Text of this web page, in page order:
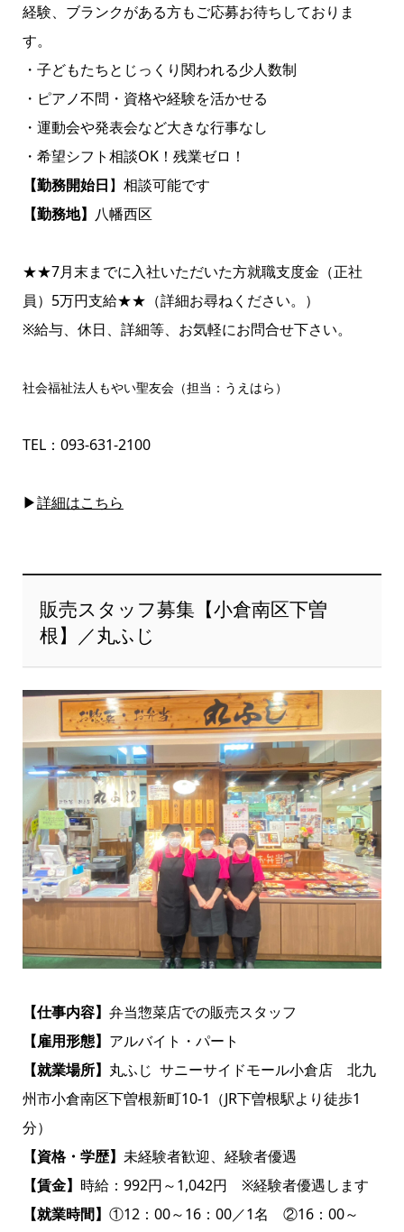
経験、ブランクがある方もご応募お待ちしておりま
す。
・子どもたちとじっくり関われる少人数制
・ピアノ不問・資格や経験を活かせる
・運動会や発表会など大きな行事なし
・希望シフト相談OK！残業ゼロ！
【勤務開始日】相談可能です
【勤務地】 八幡西区
★★7月末までに入社いただいた方就職支度金（正社
員）5万円支給★★（詳細お尋ねください。）
※給与、休日、詳細等、お気軽にお問合せ下さい。
社会福祉法人もやい聖友会（担当：うえはら）
TEL： 093-631-2100
▶詳細はこちら
販売スタッフ募集【小倉南区下曽
根】／丸ふじ
【仕事内容】 弁当惣菜店での販売スタッフ
【雇用形態】 アルバイト・パート
【就業場所】 丸ふじ サニーサイドモール小倉店 北九
州市小倉南区下曽根新町10-1（JR下曽根駅より徒歩1
分）
【資格・学歴】 未経験者歓迎、経験者優遇
【賃金】 時給：992円～1,042円 ※経験者優遇します
【就業時間】 ①12：00～16：00／1名 ②16：00～